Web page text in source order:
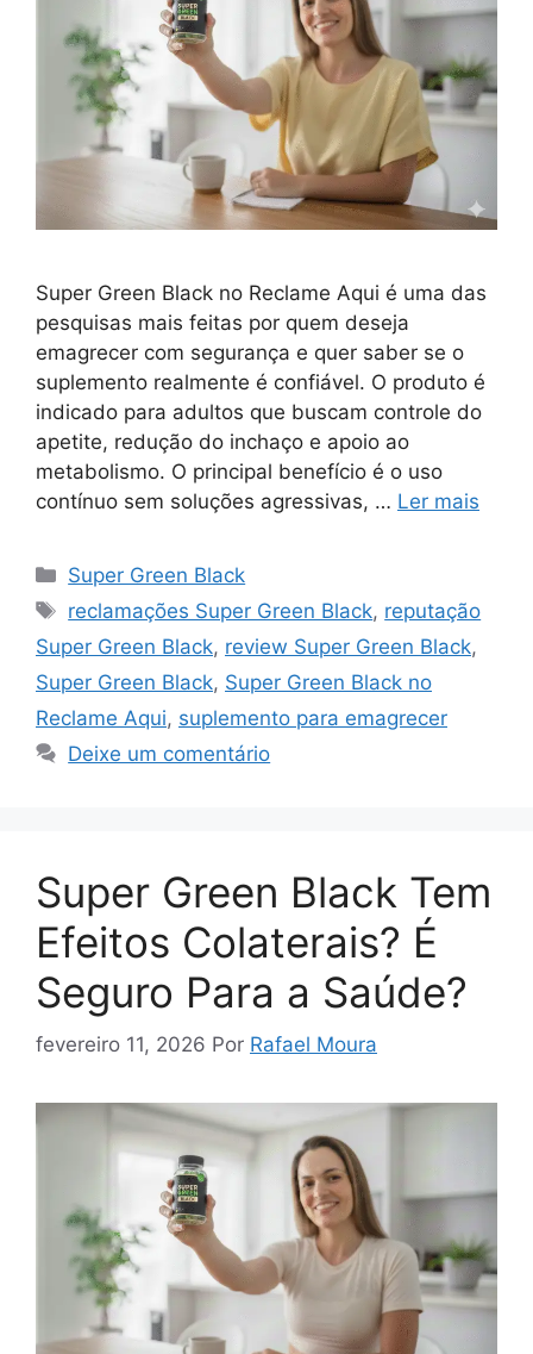
Super Green Black no Reclame Aqui é uma das
pesquisas mais feitas por quem deseja
emagrecer com segurança e quer saber se o
suplemento realmente é confiável. O produto é
indicado para adultos que buscam controle do
apetite, redução do inchaço e apoio ao
metabolismo. O principal benefício é o uso
contínuo sem soluções agressivas, … Ler mais
Categorias
Super Green Black
Tags
reclamações Super Green Black, reputação
Super Green Black, review Super Green Black,
Super Green Black, Super Green Black no
Reclame Aqui, suplemento para emagrecer
Deixe um comentário
Super Green Black Tem
Efeitos Colaterais? É
Seguro Para a Saúde?
fevereiro 11, 2026 Por Rafael Moura